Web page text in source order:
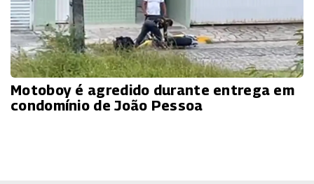
Motoboy é agredido durante entrega em
condomínio de João Pessoa